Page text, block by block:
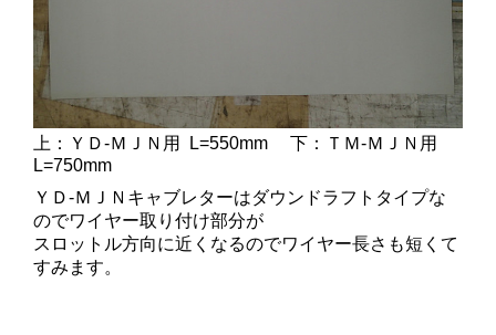
上：ＹＤ-ＭＪＮ用 L=550mm 下：ＴＭ-ＭＪＮ用
L=750mm
ＹＤ-ＭＪＮキャブレターはダウンドラフトタイプな
のでワイヤー取り付け部分が
スロットル方向に近くなるのでワイヤー長さも短く て
すみます。